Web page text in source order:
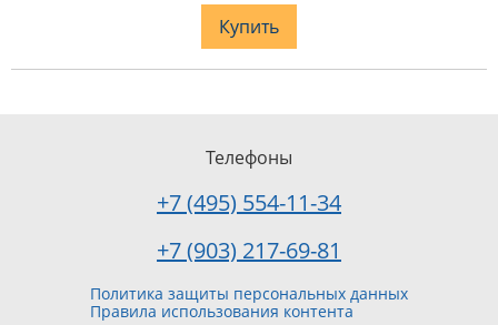
Купить
Политика защиты персональных данных
Правила использования контента
Телефоны
+7 (495) 554-11-34
+7 (903) 217-69-81